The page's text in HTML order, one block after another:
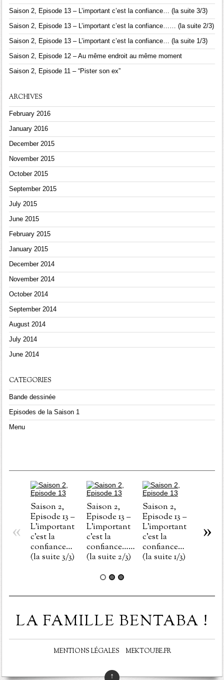
Saison 2, Episode 13 – L’important c’est la confiance… (la suite 3/3)
Saison 2, Episode 13 – L’important c’est la confiance…… (la suite 2/3)
Saison 2, Episode 13 – L’important c’est la confiance… (la suite 1/3)
Saison 2, Episode 12 – Au même endroit au même moment
Saison 2, Episode 11 – “Pister son ex”
ARCHIVES
February 2016
January 2016
December 2015
November 2015
October 2015
September 2015
July 2015
June 2015
February 2015
January 2015
December 2014
November 2014
October 2014
September 2014
August 2014
July 2014
June 2014
CATEGORIES
Bande dessinée
Episodes de la Saison 1
Menu
Saison 2,
Episode 13 –
L’important
c’est la
confiance…
(la suite 3/3)
Saison 2,
Episode 13 –
L’important
c’est la
confiance……
(la suite 2/3)
Saison 2,
Episode 13 –
L’important
c’est la
confiance…
(la suite 1/3)
« »
LA FAMILLE BENTABA !
MENTIONS LÉGALES MEKTOUBE.FR
↑